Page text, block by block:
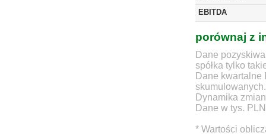
EBITDA
porównaj z
Dane
spółka tylko
Dane
skumulowanych.
Dynamika
Dane w tys. PLN
* Wartości